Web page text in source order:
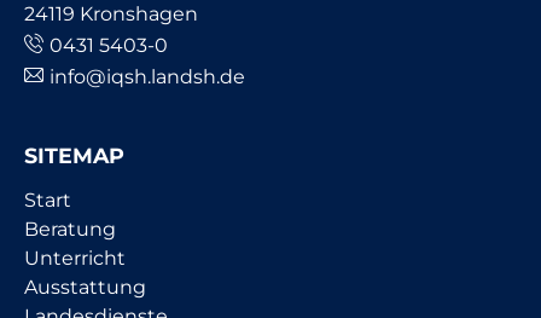
24119 Kronshagen
0431 5403-0
info@iqsh.landsh.de
SITEMAP
Navigation
überspringen
Start
Beratung
Unterricht
Ausstattung